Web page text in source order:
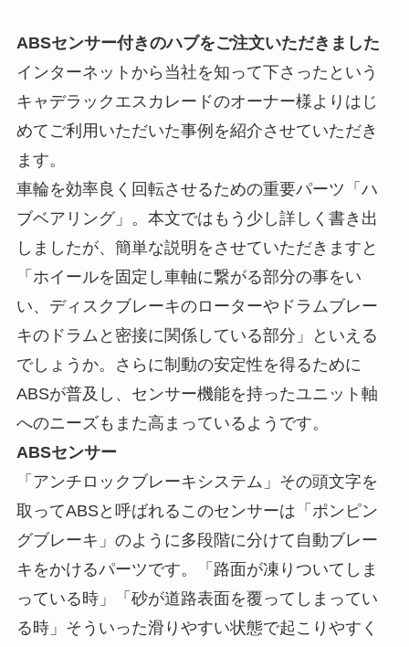
ABSセンサー付きのハブをご注文いただきました
インターネットから当社を知って下さったという
キャデラックエスカレードのオーナー様よりはじ
めてご利用いただいた事例を紹介させていただき
ます。
車輪を効率良く回転させるための重要パーツ「ハ
ブベアリング」。本文ではもう少し詳しく書き出
しましたが、簡単な説明をさせていただきますと
「ホイールを固定し車軸に繋がる部分の事をい
い、ディスクブレーキのローターやドラムブレー
キのドラムと密接に関係している部分」といえる
でしょうか。さらに制動の安定性を得るために
ABSが普及し、センサー機能を持ったユニット軸
へのニーズもまた高まっているようです。
ABSセンサー
「アンチロックブレーキシステム」その頭文字を
取ってABSと呼ばれるこのセンサーは「ポンピン
グブレーキ」のように多段階に分けて自動ブレー
キをかけるパーツです。「路面が凍りついてしま
っている時」「砂が道路表面を覆ってしまってい
る時」そういった滑りやすい状態で起こりやすく